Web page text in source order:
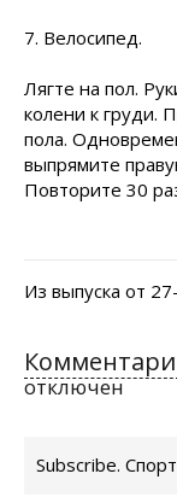
7. Велосипед.
Лягте на пол.
колени к груди.
пола.
выпрямите
Повторите 30
Из выпуска от
отключен
Subscribe. Спорт